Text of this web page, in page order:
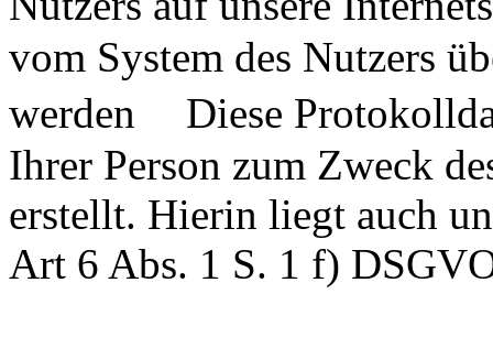
vom System des Nutzers
werden Diese
Ihrer Person zum Zweck
erstellt. Hierin liegt auch
Art 6 Abs. 1 S. 1 f)